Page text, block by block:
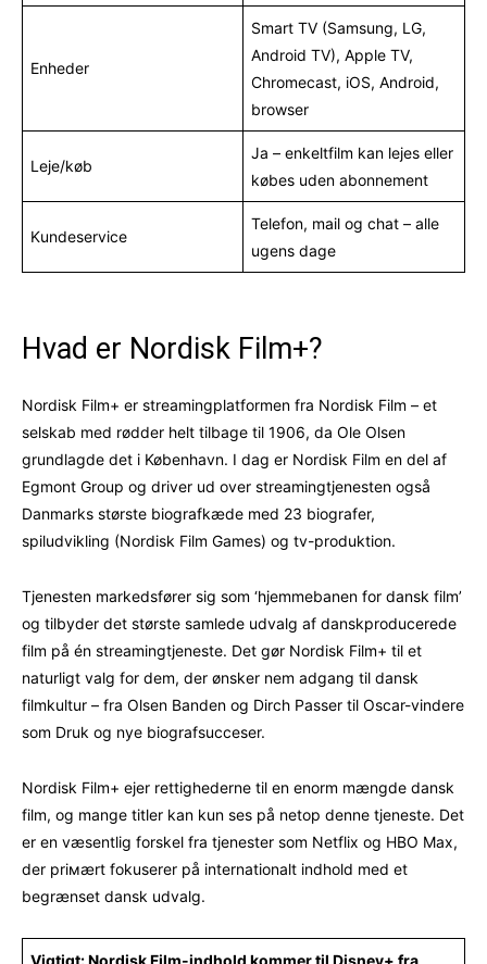
Enheder
Smart TV (Samsung, LG,
Android TV), Apple TV,
Chromecast, iOS, Android,
browser
Leje/køb
Ja – enkeltfilm kan lejes eller
købes uden abonnement
Kundeservice
Telefon, mail og chat – alle
ugens dage
Hvad er Nordisk Film+?
Nordisk Film+ er streamingplatformen fra Nordisk Film – et
selskab med rødder helt tilbage til 1906, da Ole Olsen
grundlagde det i København. I dag er Nordisk Film en del af
Egmont Group og driver ud over streamingtjenesten også
Danmarks største biografkæde med 23 biografer,
spiludvikling (Nordisk Film Games) og tv-produktion.
Tjenesten markedsfører sig som ‘hjemmebanen for dansk film’
og tilbyder det største samlede udvalg af danskproducerede
film på én streamingtjeneste. Det gør Nordisk Film+ til et
naturligt valg for dem, der ønsker nem adgang til dansk
filmkultur – fra Olsen Banden og Dirch Passer til Oscar-vindere
som Druk og nye biografsucceser.
Nordisk Film+ ejer rettighederne til en enorm mængde dansk
film, og mange titler kan kun ses på netop denne tjeneste. Det
er en væsentlig forskel fra tjenester som Netflix og HBO Max,
der priмært fokuserer på internationalt indhold med et
begrænset dansk udvalg.
Vigtigt: Nordisk Film-indhold kommer til Disney+ fra